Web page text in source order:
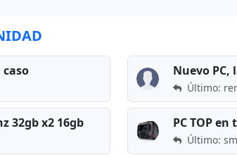
Nuevo
Último:
32gb x2 16gb
Último: